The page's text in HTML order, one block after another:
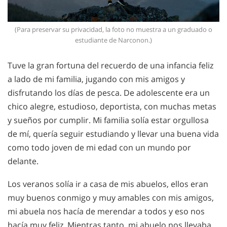
(Para preservar su privacidad, la foto no muestra a un graduado o
estudiante de Narconon.)
Tuve la gran fortuna del recuerdo de una infancia feliz
a lado de mi familia, jugando con mis amigos y
disfrutando los días de pesca. De adolescente era un
chico alegre, estudioso, deportista, con muchas metas
y sueños por cumplir. Mi familia solía estar orgullosa
de mí, quería seguir estudiando y llevar una buena vida
como todo joven de mi edad con un mundo por
delante.
Los veranos solía ir a casa de mis abuelos, ellos eran
muy buenos conmigo y muy amables con mis amigos,
mi abuela nos hacía de merendar a todos y eso nos
hacía muy feliz. Mientras tanto, mi abuelo nos llevaba